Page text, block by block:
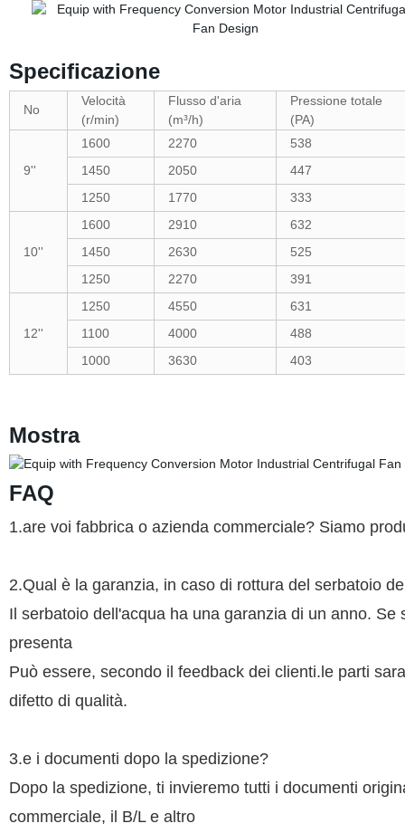
Specificazione
No
Velocità
(r/min)
Flusso d'aria
(m³/h)
Pressione totale
(PA)
9''
1600 2270
538
1450
2050
447
1250
1770 333
10''
1600 2910
632
1450
2630
525
1250
2270 391
12''
1250 4550
631
1100
4000
488
1000
3630 403
Mostra
FAQ
1.are voi fabbrica o azienda commerciale? Siamo
2.Qual è la garanzia, in caso di rottura del serbatoio
Il serbatoio dell'acqua ha una garanzia di un anno.
presenta
Può essere, secondo il feedback dei clienti.le parti
difetto di qualità.
3.e i documenti dopo la spedizione?
Dopo la spedizione, ti invieremo tutti i documenti
commerciale, il B/L e altro